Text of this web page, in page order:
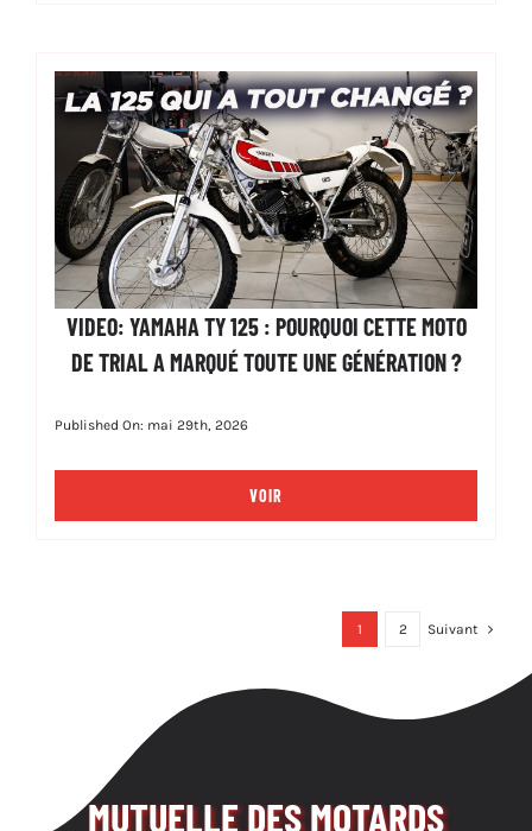
VIDEO: YAMAHA TY 125 : POURQUOI CETTE MOTO
DE TRIAL A MARQUÉ TOUTE UNE GÉNÉRATION ?
Published On: mai 29th, 2026
VOIR
1 2 Suivant
MUTUELLE DES MOTARDS